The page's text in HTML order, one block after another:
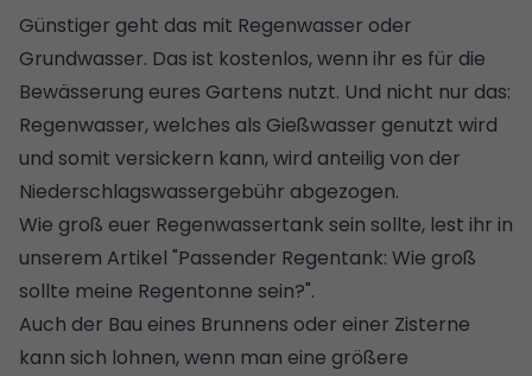
Günstiger geht das mit Regenwasser oder
Grundwasser. Das ist kostenlos, wenn ihr es für die
Bewässerung eures Gartens nutzt. Und nicht nur das:
Regenwasser, welches als Gießwasser genutzt wird
und somit versickern kann, wird anteilig von der
Niederschlagswassergebühr abgezogen.
Wie groß euer Regenwassertank sein sollte, lest ihr in
unserem Artikel "Passender Regentank: Wie groß
sollte meine Regentonne sein?".
Auch der Bau eines Brunnens oder einer Zisterne
kann sich lohnen, wenn man eine größere